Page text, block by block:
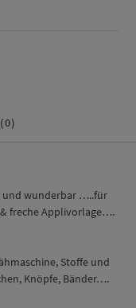
wunderbar …..für
freche Applivorlage….
Stoffe und
Knöpfe, Bänder….